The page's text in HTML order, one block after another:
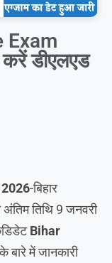
Exam
डीएलएड
-बिहार
तिथि 9 जनवरी
Bihar
बारे में जानकारी